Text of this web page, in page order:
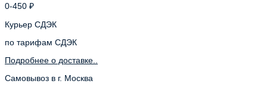
0-450 ₽
Курьер СДЭК
по тарифам СДЭК
Подробнее о доставке..
Самовывоз в г. Москва